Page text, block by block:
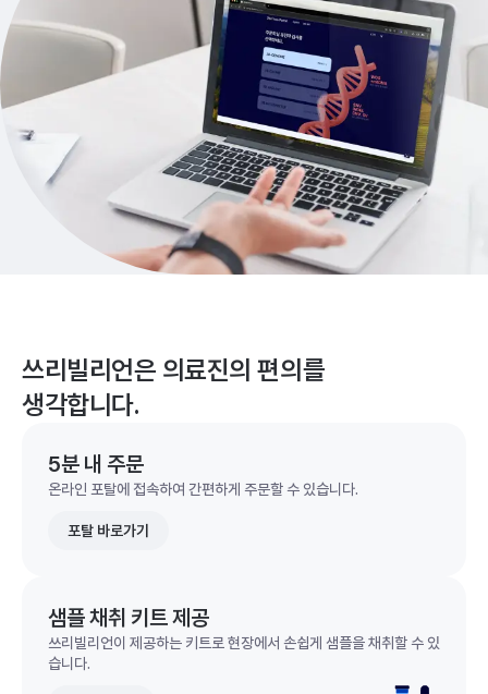
쓰리빌리언은 의료진의 편의를
생각합니다.
5분 내 주문
온라인 포탈에 접속하여 간편하게 주문할 수 있습니다.
포탈 바로가기
샘플 채취 키트 제공
쓰리빌리언이 제공하는 키트로 현장에서 손쉽게 샘플을 채취할 수 있
습니다.